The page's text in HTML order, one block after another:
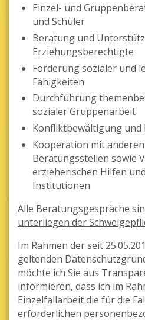
Einzel- und
und Schüler
Beratung und
Erziehungsberechtigte
Förderung sozialer und
Fähigkeiten
Durchführung
sozialer Gruppenarbeit
Konfliktbewältigung und
Kooperation mit
Beratungsstellen sowie
erzieherischen Hilfen
Institutionen
Alle Beratungsgespräche
unterliegen der
Im Rahmen der seit
geltenden
möchte ich Sie aus
informieren, dass ich im
Einzelfallarbeit die für die
erforderlichen